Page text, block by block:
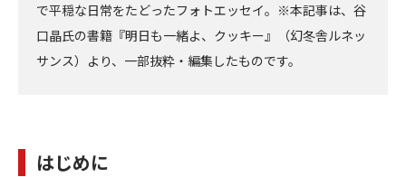
で平穏な日常をたどったフォトエッセイ。※本記事は、谷
口晶氏の書籍『明日も一緒よ、クッキー』（幻冬舎ルネッ
サンス）より、一部抜粋・編集したものです。
はじめに